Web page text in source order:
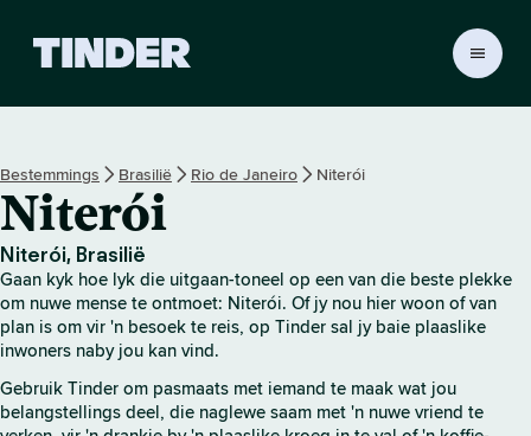
r
i
s
b
l
d
Bestemmings Brasilië Rio de Janeiro Niterói
Niterói
Niterói, Brasilië
Gaan kyk hoe lyk die uitgaan-toneel op een van die beste plekke
om nuwe mense te ontmoet: Niterói. Of jy nou hier woon of van
plan is om vir 'n besoek te reis, op Tinder sal jy baie plaaslike
inwoners naby jou kan vind.
Gebruik Tinder om pasmaats met iemand te maak wat jou
belangstellings deel, die naglewe saam met 'n nuwe vriend te